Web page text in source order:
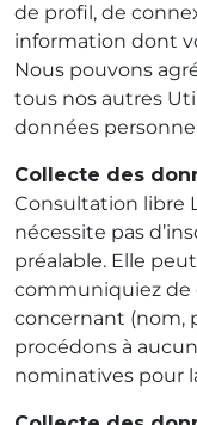
de profil, de
information dont
Nous pouvons
tous nos autres
données
Collecte des
Consultation libre
nécessite pas
préalable. Elle
communiquiez de
concernant (nom,
procédons à
nominatives pour